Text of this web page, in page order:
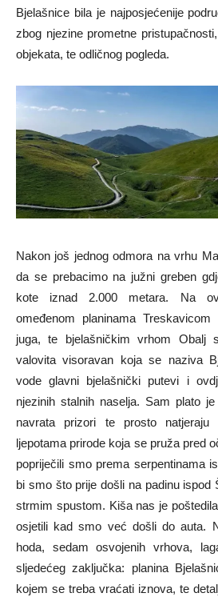
Bjelašnice bila je najposjećenije
zbog njezine prometne
objekata, te odličnog pogleda.
Nakon još jednog odmora na vrhu
da se prebacimo na južni greben
kote iznad 2.000 metara. Na
omeđenom planinama
juga, te bjelašničkim vrhom Obalj
valovita visoravan koja se naziva
vode glavni bjelašnički putevi i
njezinih stalnih naselja. Sam plato
navrata prizori te prosto
ljepotama prirode koja se pruža pred
popriječili smo prema serpentinama
bi smo što prije došli na padinu ispod
strmim spustom. Kiša nas je
osjetili kad smo već došli do auta.
hoda, sedam osvojenih vrhova,
sljedećeg zaključka: planina
kojem se treba vraćati iznova, te